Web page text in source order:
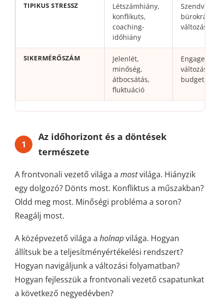
TIPIKUS STRESSZ
Létszámhiány,
konflikuts,
coaching-
időhiány
bürokrácia,
SIKERMÉRŐSZÁM
Jelenlét,
minőség,
átbocsátás,
fluktuáció
budget,
1
Az időhorizont és a döntések
természete
A frontvonali vezető világa a mostvilága. Hiányzik
egy dolgozó? Dönts most. Konfliktus a műszakban?
Oldd meg most. Minőségi probléma a soron?
Reagálj most.
A középvezető világa a holnapvilága. Hogyan
állítsuk be a teljesítményértékelési rendszert?
Hogyan navigáljunk a változási folyamatban?
Hogyan fejlesszük a frontvonali vezető csapatunkat
a következő negyedévben?